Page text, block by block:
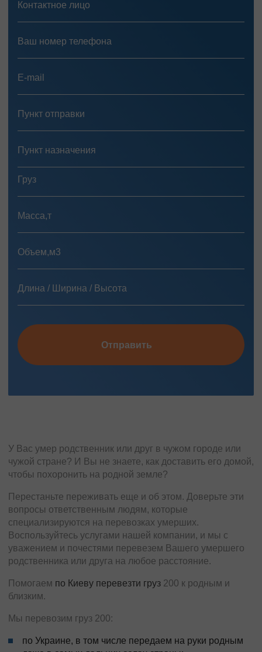
Отправить
У Вас умер родственник или друг в чужом городе или
чужой стране? И Вы не знаете, как доставить его домой,
чтобы похоронить на родной земле?
Перестаньте переживать еще и об этом. Доверьте эти
вопросы ответственным людям, которые
специализируются на перевозках умерших.
Воспользуйтесь услугами нашей компании, и мы с
уважением и почестями перевезем Вашего умершего
родственника или друга на любое расстояние.
Помогаем по Киеву перевезти груз 200 к родным и
близким.
Мы перевозим груз 200:
по Украине, в том числе передаем на руки родным